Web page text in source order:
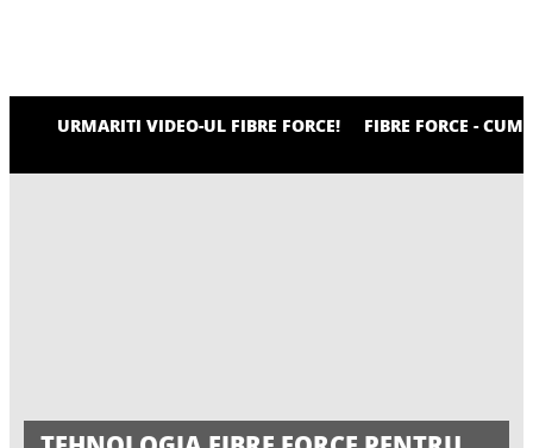
URMARITI VIDEO-UL FIBRE FORCE! FIBRE FORCE -